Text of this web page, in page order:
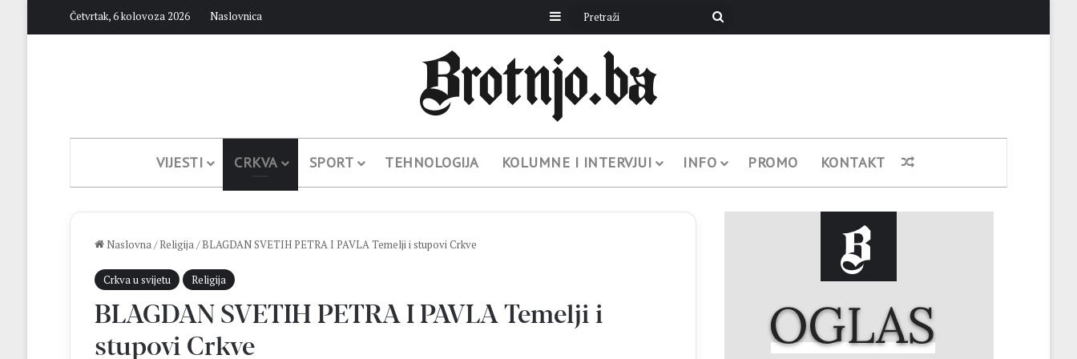
Četvrtak, 6 kolovoza 2026 Naslovnica Sidebar Pretraži
VIJESTI CRKVA SPORT TEHNOLOGIJA KOLUMNE I INTERVJUI INFO PROMO KONTAKT Nasumični članak
Naslovna/ Religija/ BLAGDAN SVETIH PETRA I PAVLA Temelji i stupovi Crkve
Crkva u svijetu Religija
BLAGDAN SVETIH PETRA I PAVLA Temelji i
stupovi Crkve